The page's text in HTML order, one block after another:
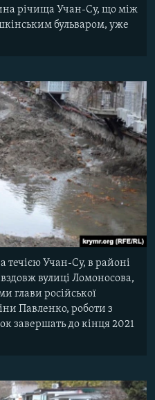
річища Учан-Су, що між
бульваром, уже
течією Учан-Су, в районі
вулиці Ломоносова,
глави російської
Павленко, роботи з
завершать до кінця 2021